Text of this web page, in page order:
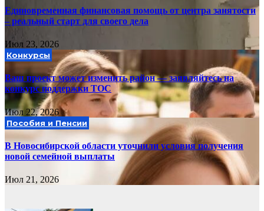
Единовременная финансовая помощь от центра занятости
– реальный старт для своего дела
Июл 23, 2026
Конкурсы
Ваш проект может изменить район — заявляйтесь на
конкурс поддержки ТОС
Июл 22, 2026
Пособия и Пенсии
В Новосибирской области уточнили условия получения
новой семейной выплаты
Июл 21, 2026